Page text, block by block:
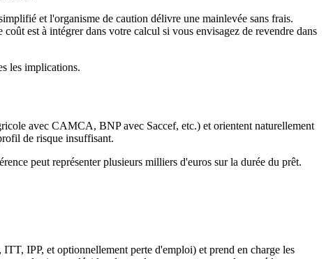
et l'organisme de caution délivre une mainlevée sans frais.
est à intégrer dans votre calcul si vous envisagez de revendre dans
les implications.
avec CAMCA, BNP avec Saccef, etc.) et orientent naturellement
de risque insuffisant.
peut représenter plusieurs milliers d'euros sur la durée du prêt.
IPP, et optionnellement perte d'emploi) et prend en charge les